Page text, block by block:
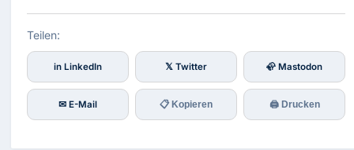
Teilen:
in LinkedIn 𝕏 Twitter 🦣 Mastodon
✉ E-Mail 📋 Kopieren 🖨 Drucken